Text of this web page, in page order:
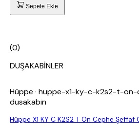
Sepete Ekle
(0)
DUŞAKABİNLER
Hüppe · huppe-x1-ky-c-k2s2-t-
dusakabin
Hüppe X1 KY C K2S2 T Ön Cephe Şeffaf